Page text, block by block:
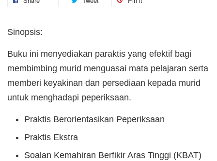
Sinopsis:
Buku ini menyediakan paraktis yang efektif bagi
membimbing murid menguasai mata pelajaran serta
memberi keyakinan dan persediaan kepada murid
untuk menghadapi peperiksaan.
Praktis Berorientasikan Peperiksaan
Praktis Ekstra
Soalan Kemahiran Berfikir Aras Tinggi (KBAT)